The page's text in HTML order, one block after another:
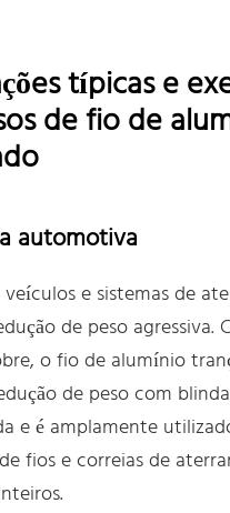
típicas e
de fio de
automotiva
veículos e sistemas de
de peso agressiva.
o fio de alumínio
de peso com
e é amplamente
fios e correias de